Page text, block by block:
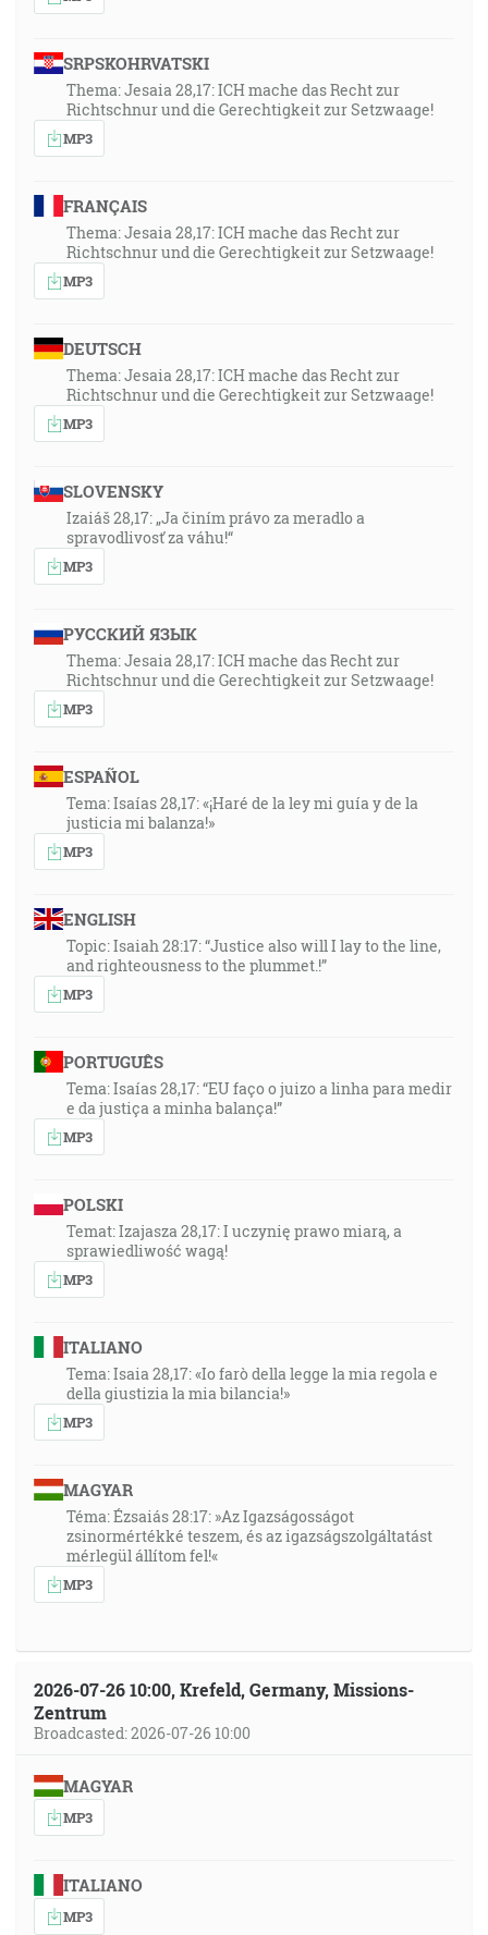
SRPSKOHRVATSKI
Thema: Jesaia 28,17: ICH mache das Recht zur
Richtschnur und die Gerechtigkeit zur Setzwaage!
MP3
FRANÇAIS
Thema: Jesaia 28,17: ICH mache das Recht zur
Richtschnur und die Gerechtigkeit zur Setzwaage!
MP3
DEUTSCH
Thema: Jesaia 28,17: ICH mache das Recht zur
Richtschnur und die Gerechtigkeit zur Setzwaage!
MP3
SLOVENSKY
Izaiáš 28,17: „Ja činím právo za meradlo a
spravodlivosť za váhu!“
MP3
РУССКИЙ ЯЗЫК
Thema: Jesaia 28,17: ICH mache das Recht zur
Richtschnur und die Gerechtigkeit zur Setzwaage!
MP3
ESPAÑOL
Tema: Isaías 28,17: «¡Haré de la ley mi guía y de la
justicia mi balanza!»
MP3
ENGLISH
Topic: Isaiah 28:17: “Justice also will I lay to the line,
and righteousness to the plummet.!”
MP3
PORTUGUÊS
Tema: Isaías 28,17: “EU faço o juizo a linha para medir
e da justiça a minha balança!”
MP3
POLSKI
Temat: Izajasza 28,17: I uczynię prawo miarą, a
sprawiedliwość wagą!
MP3
ITALIANO
Tema: Isaia 28,17: «Io farò della legge la mia regola e
della giustizia la mia bilancia!»
MP3
MAGYAR
Téma: Ézsaiás 28:17: »Az Igazságosságot
zsinormértékké teszem, és az igazságszolgáltatást
mérlegül állítom fel!«
MP3
2026-07-26 10:00, Krefeld, Germany, Missions-
Zentrum
Broadcasted: 2026-07-26 10:00
MAGYAR
MP3
ITALIANO
MP3